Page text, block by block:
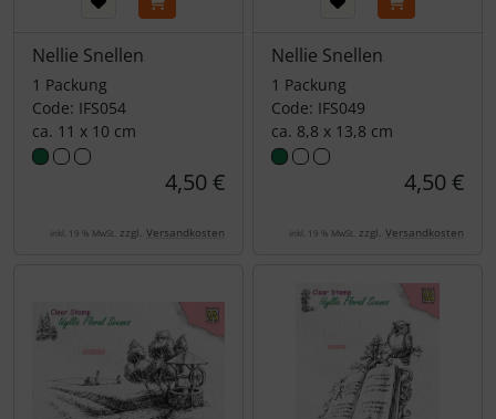
Nellie Snellen
1 Packung
Code: IFS054
ca. 11 x 10 cm
4,50 €
inkl. 19 % MwSt. zzgl. Versandkosten
Nellie Snellen
1 Packung
Code: IFS049
ca. 8,8 x 13,8 cm
4,50 €
inkl. 19 % MwSt. zzgl. Versandkosten